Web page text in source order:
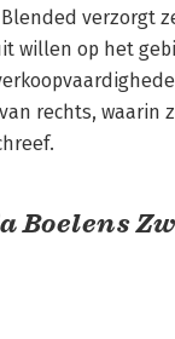
verzorgt
willen op het
rechts, waarin
Boelens